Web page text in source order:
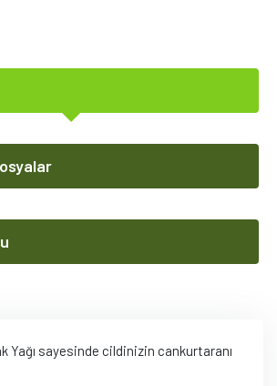
Yağı sayesinde cildinizin cankurtaranı